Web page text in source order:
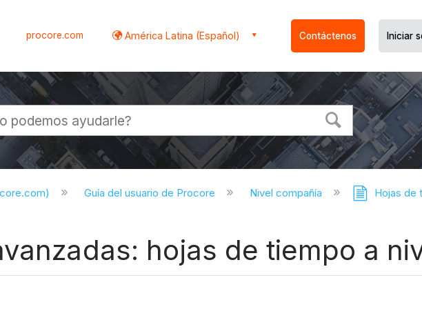
procore.com América Latina (Español) Contáctenos Iniciar
Guía del usuario de Procore Nivel compañía Hojas de
hojas de tiempo a